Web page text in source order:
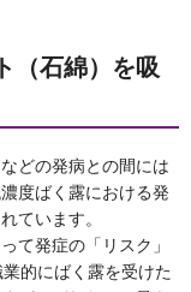
（石綿）を吸
どの発病との間には
度ばく露における発
ています。
て発症の「リスク」
的にばく露を受けた